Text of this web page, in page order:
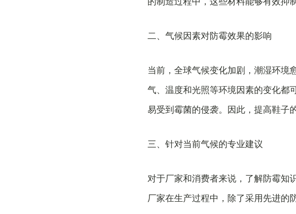
二、气候因素对防霉效果的影响
当前，全球气候变化加剧，潮湿环境
气、温度和光照等环境因素的变化都
易受到霉菌的侵袭。因此，提高鞋子
三、针对当前气候的专业建议
对于厂家和消费者来说，了解防霉知
厂家在生产过程中，除了采用先进的